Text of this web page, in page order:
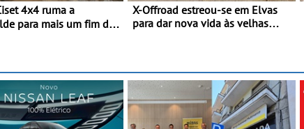
para mais um fim de
X-Offroad estreou-se em Elvas
para dar nova vida às velhas
Alentejo, com viaturas T0, T8 e
TA em competição